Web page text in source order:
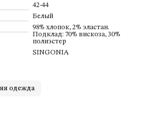
42-44
Белый
98% хлопок, 2% эластан.
Подклад: 70% вискоза, 30%
полиэстер
SINGONIA
одежда